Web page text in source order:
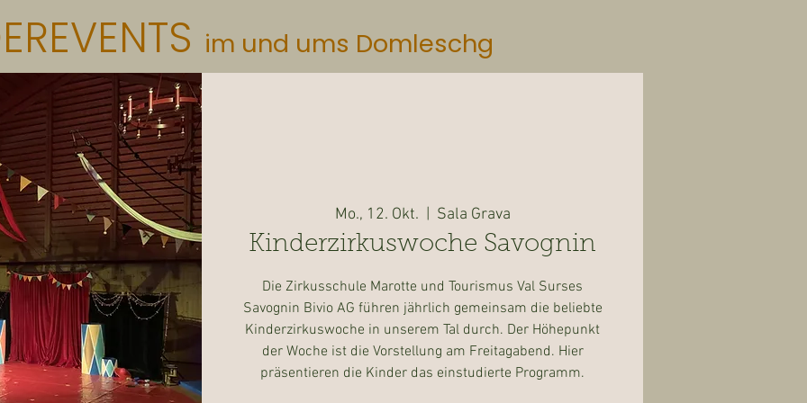
im und ums Domleschg
Mo., 12. Okt. Sala Grava
Kinderzirkuswoche Savognin
Die Zirkusschule Marotte und Tourismus Val Surses
Savognin Bivio AG führen jährlich gemeinsam die beliebte
Kinderzirkuswoche in unserem Tal durch. Der Höhepunkt
der Woche ist die Vorstellung am Freitagabend. Hier
präsentieren die Kinder das einstudierte Programm.